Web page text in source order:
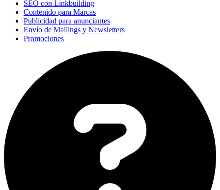
SEO con Linkbuilding
Contenido para Marcas
Publicidad para anunciantes
Envío de Mailings y Newsletters
Promociones